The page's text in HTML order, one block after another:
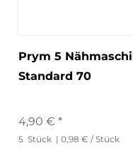
Prym 5
Standard 70
4,90 € *
5 Stück | 0,98 € / Stück